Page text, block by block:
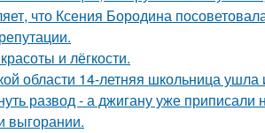
что Ксения Бородина
и лёгкости.
области 14-летняя школьница ушла
развод - а джигану уже
выгорании.